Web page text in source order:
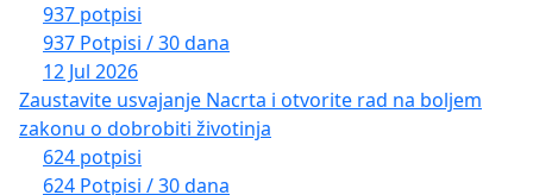
937 potpisi
937 Potpisi / 30 dana
12 Jul 2026
Zaustavite usvajanje Nacrta i otvorite rad na boljem
zakonu o dobrobiti životinja
624 potpisi
624 Potpisi / 30 dana